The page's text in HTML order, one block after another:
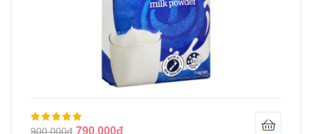
900.000đ 790.000đ